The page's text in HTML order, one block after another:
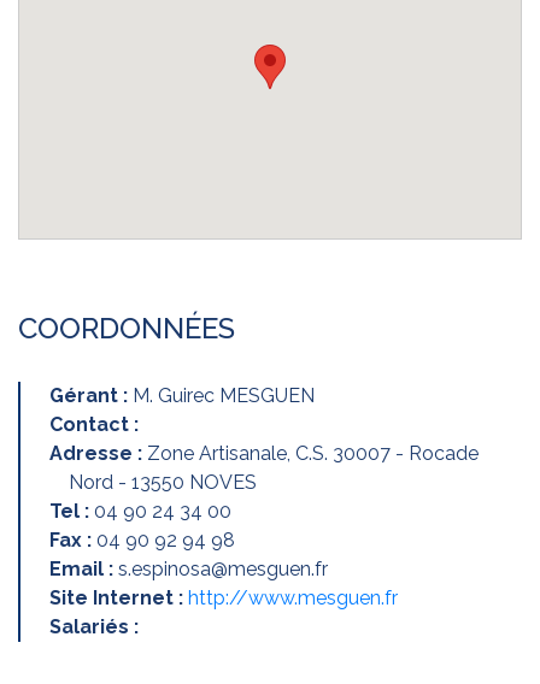
COORDONNÉES
Gérant : M. Guirec MESGUEN
Contact :
Adresse : Zone Artisanale, C.S. 30007 - Rocade
Nord - 13550 NOVES
Tel : 04 90 24 34 00
Fax : 04 90 92 94 98
Email : s.espinosa@mesguen.fr
Site Internet : http://www.mesguen.fr
Salariés :